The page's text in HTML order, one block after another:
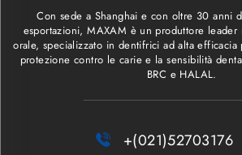
Con sede a Shanghai e con oltre 30 anni
esportazioni, MAXAM è un produttore leader
orale, specializzato in dentifrici ad alta efficacia
protezione contro le carie e la sensibilità
BRC e HALAL.
 +(021)52703176